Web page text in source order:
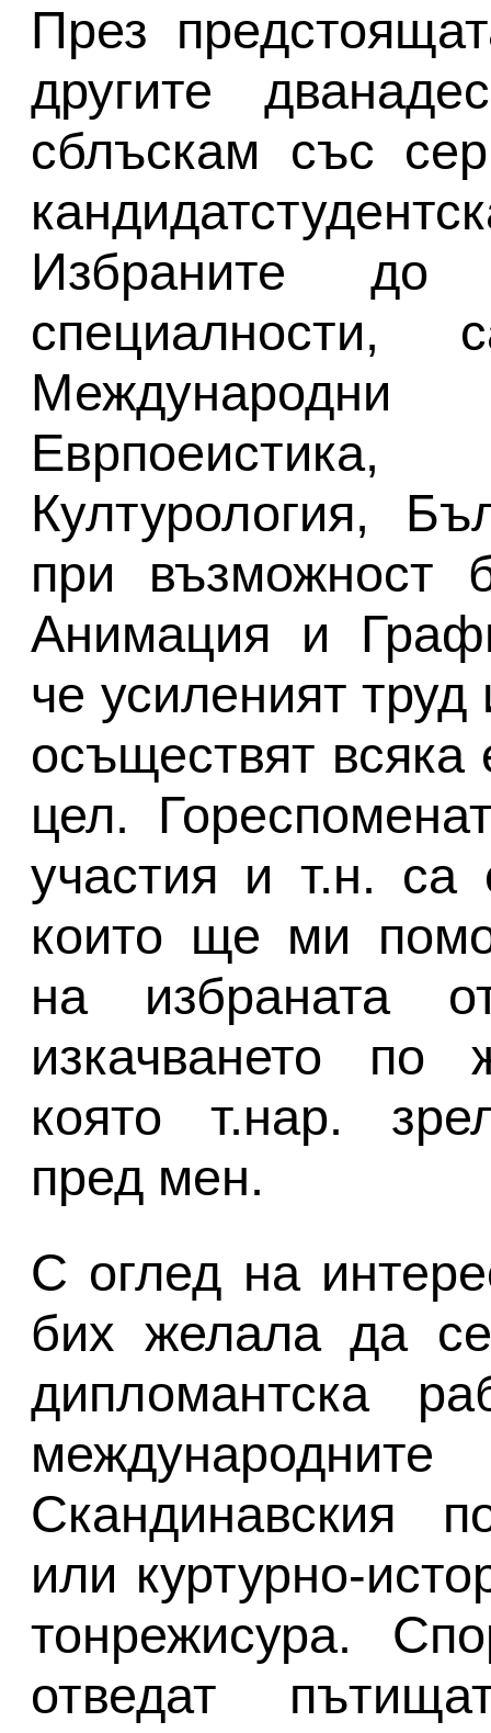
През
другите
сблъскам със
Избраните
специалности,
Културология,
при възможност
Анимация и
че усиленият
осъществят всяка
цел.
участия и т.н.
които ще ми
на
изкачването по
която т.нар.
пред мен.
С оглед на
бих желала да
дипломантска
Скандинавския
или куртурно-
тонрежисура.
отведат